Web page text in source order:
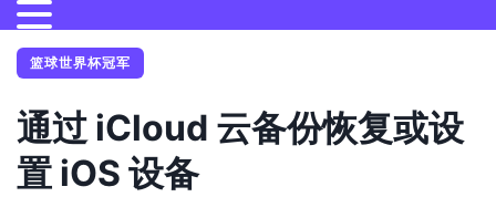
篮球世界杯冠军
通过 iCloud 云备份恢复或设
置 iOS 设备